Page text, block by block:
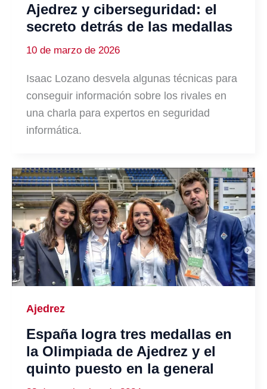
Ajedrez y ciberseguridad: el
secreto detrás de las medallas
10 de marzo de 2026
Isaac Lozano desvela algunas técnicas para
conseguir información sobre los rivales en
una charla para expertos en seguridad
informática.
Ajedrez
España logra tres medallas en
la Olimpiada de Ajedrez y el
quinto puesto en la general